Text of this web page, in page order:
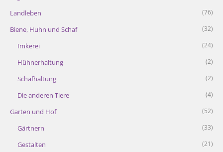
Landleben (76)
Biene, Huhn und Schaf (32)
Imkerei (24)
Hühnerhaltung (2)
Schafhaltung (2)
Die anderen Tiere (4)
Garten und Hof (52)
Gärtnern (33)
Gestalten (21)